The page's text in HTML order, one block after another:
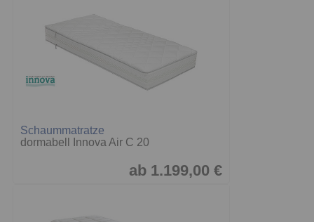
Schaummatratze
dormabell Innova Air C 20
ab 1.199,00 €